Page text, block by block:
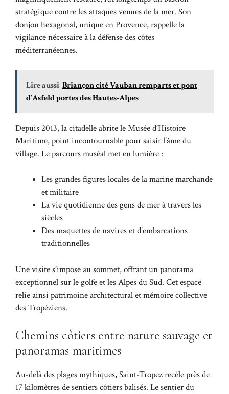
stratégique contre les attaques venues de la mer. Son
donjon hexagonal, unique en Provence, rappelle la
vigilance nécessaire à la défense des côtes
méditerranéennes.
Lire aussi Briançon cité Vauban remparts et pont
d’Asfeld portes des Hautes-Alpes
Depuis 2013, la citadelle abrite le Musée d’Histoire
Maritime, point incontournable pour saisir l’âme du
village. Le parcours muséal met en lumière :
Les grandes figures locales de la marine marchande
et militaire
La vie quotidienne des gens de mer à travers les
siècles
Des maquettes de navires et d’embarcations
traditionnelles
Une visite s’impose au sommet, offrant un panorama
exceptionnel sur le golfe et les Alpes du Sud. Cet espace
relie ainsi patrimoine architectural et mémoire collective
des Tropéziens.
Chemins côtiers entre nature sauvage et
panoramas maritimes
Au-delà des plages mythiques, Saint-Tropez recèle près de
17 kilomètres de sentiers côtiers balisés. Le sentier du